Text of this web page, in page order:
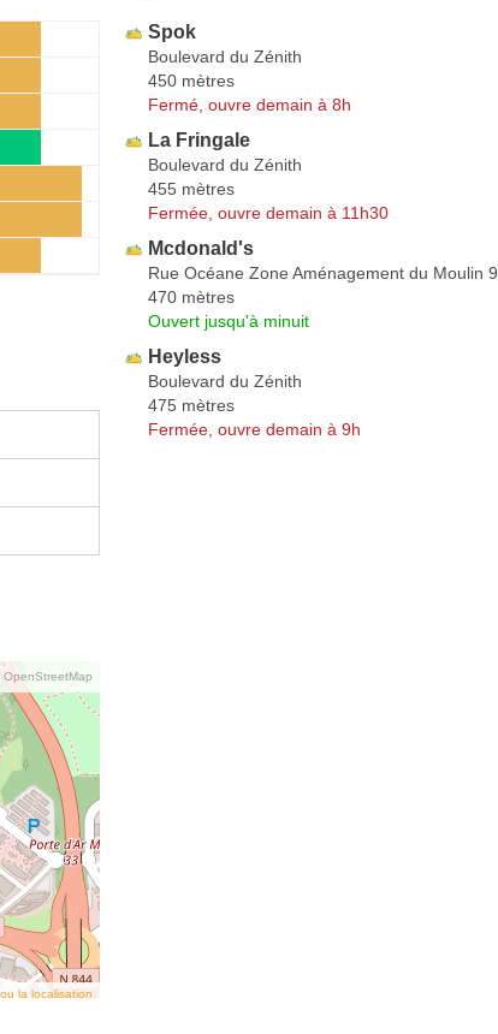
la localisation
Spok
Boulevard du Zénith
450 mètres
Fermé, ouvre demain à 8h
La Fringale
Boulevard du Zénith
455 mètres
Fermée, ouvre demain à 11h30
Mcdonald's
Rue Océane Zone Aménagement du Moulin 9
470 mètres
Ouvert jusqu'à minuit
Heyless
Boulevard du Zénith
475 mètres
Fermée, ouvre demain à 9h